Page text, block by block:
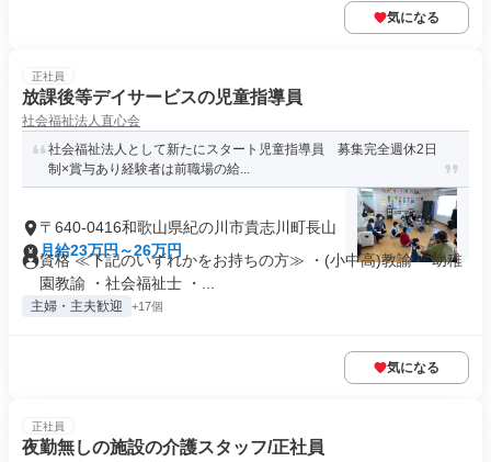
気になる
正社員
放課後等デイサービスの児童指導員
社会福祉法人直心会
社会福祉法人として新たにスタート児童指導員 募集完全週休2日
制×賞与あり経験者は前職場の給...
〒640-0416和歌山県紀の川市貴志川町長山
月給23万円～26万円
資格 ≪下記のいずれかをお持ちの方≫ ・(小中高)教諭 ・幼稚
園教諭 ・社会福祉士 ・...
主婦・主夫歓迎 +17個
気になる
正社員
夜勤無しの施設の介護スタッフ/正社員